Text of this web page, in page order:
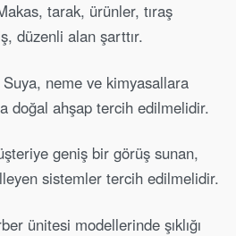
tarak, ürünler, tıraş
düzenli alan şarttır.
Suya, neme ve kimyasallara
doğal ahşap tercih edilmelidir.
geniş bir görüş sunan,
sistemler tercih edilmelidir.
ünitesi modellerinde şıklığı